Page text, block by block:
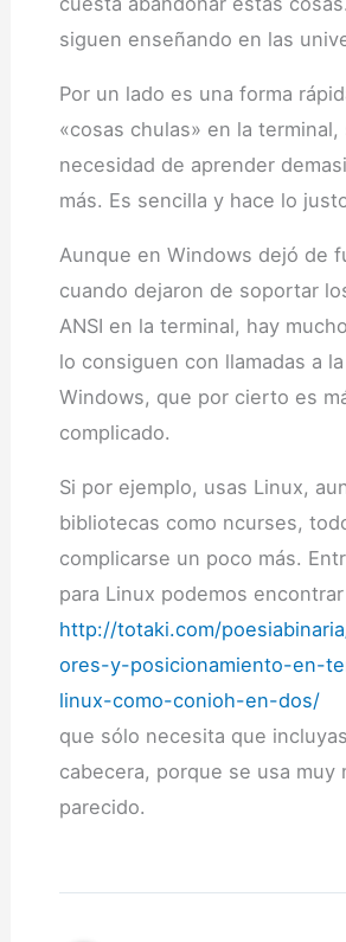
siguen enseñando en las
Por un lado es una forma
«cosas chulas» en la terminal,
necesidad de aprender
más. Es sencilla y hace lo
Aunque en Windows dejó de
cuando dejaron de soportar
ANSI en la terminal, hay
lo consiguen con llamadas a la
Windows, que por cierto es
complicado.
Si por ejemplo, usas Linux,
bibliotecas como ncurses,
complicarse un poco más.
para Linux podemos
http://totaki.com/
ores-y-posicionamiento-en-
linux-como-conioh-en-dos/
que sólo necesita que
cabecera, porque se usa muy
parecido.